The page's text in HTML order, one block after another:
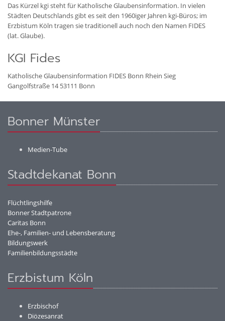
Das Kürzel kgi steht für Katholische Glaubensinformation. In vielen
Städten Deutschlands gibt es seit den 1960iger Jahren kgi-Büros; im
Erzbistum Köln tragen sie traditionell auch noch den Namen FIDES
(lat. Glaube).
KGI Fides
Katholische Glaubensinformation FIDES Bonn Rhein Sieg
Gangolfstraße 14 53111 Bonn
Bonner Münster
Medien-Tube
Stadtdekanat Bonn
Flüchtlingshilfe
Bonner Stadtpatrone
Caritas Bonn
Ehe-, Familien- und Lebensberatung
Bildungswerk
Familienbildungsstädte
Erzbistum Köln
Erzbischof
Diözesanrat